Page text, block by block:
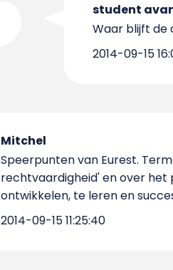
student
Waar blijft de
2014-09-15
Mitchel
Speerpunten van Eurest.
rechtvaardigheid' en over het
ontwikkelen, te leren en
2014-09-15 11:25:40